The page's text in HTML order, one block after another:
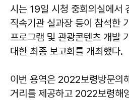
시는 19일 시청 중회의실에서
직속기관 실과장 등이 참석한
프로그램 및 관광콘텐츠 개발
대한 최종 보고회를 개최했다.
이번 용역은 2022보령방문의
거리를 제공하고 2022보령해